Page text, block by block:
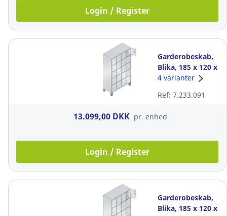
Login / Register
Garderobeskab,
Blika, 185 x 120 x
50 cm, 20 rum
4 varianter
Ref: 7.233.091
13.099,00 DKK pr. enhed
Login / Register
Garderobeskab,
Blika, 185 x 120 x